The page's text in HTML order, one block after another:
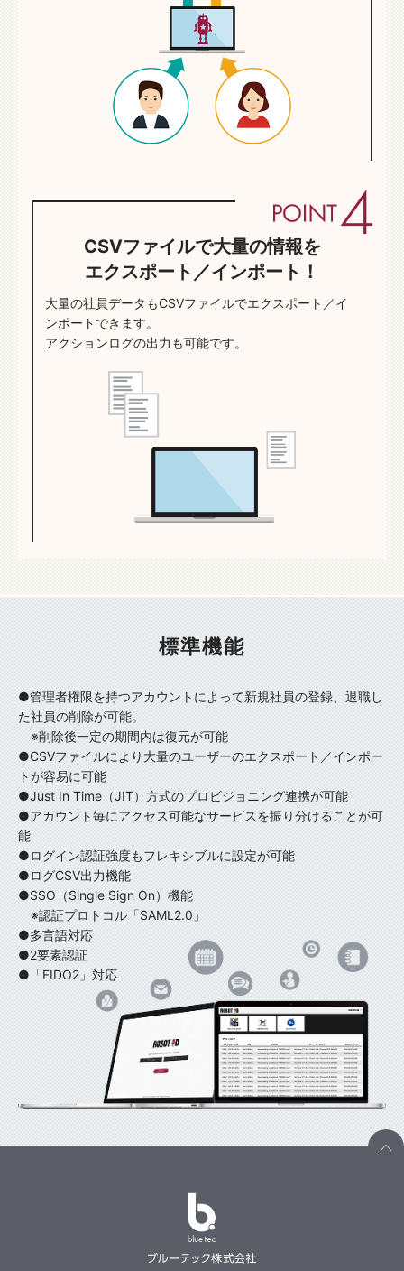
CSVファイルで大量の情報を
エクスポート／インポート！
大量の社員データもCSVファイルでエクスポート／イ
ンポートできます。
アクションログの出力も可能です。
標準機能
●管理者権限を持つアカウントによって新規社員の登録、退職し
た社員の削除が可能。
※削除後一定の期間内は復元が可能
●CSVファイルにより大量のユーザーのエクスポート／インポー
トが容易に可能
●Just In Time（JIT）方式のプロビジョニング連携が可能
●アカウント毎にアクセス可能なサービスを振り分けることが可
能
●ログイン認証強度もフレキシブルに設定が可能
●ログCSV出力機能
●SSO（Single Sign On）機能
※認証プロトコル「SAML2.0」
●多言語対応
●2要素認証
●「FIDO2」対応